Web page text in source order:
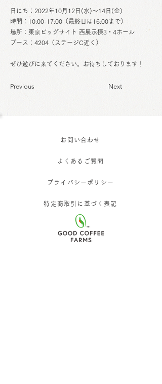
日にち：2022年10月12日(水)〜14日(金)
時間：10:00-17:00（最終日は16:00まで）
場所：東京ビッグサイト 西展示棟3・4ホール
ブース：4204（ステージC近く）
ぜひ遊びに来てください。お待ちしております！
Previous Next
お問い合わせ
よくあるご質問
プライバシーポリシー
特定商取引に基づく表記